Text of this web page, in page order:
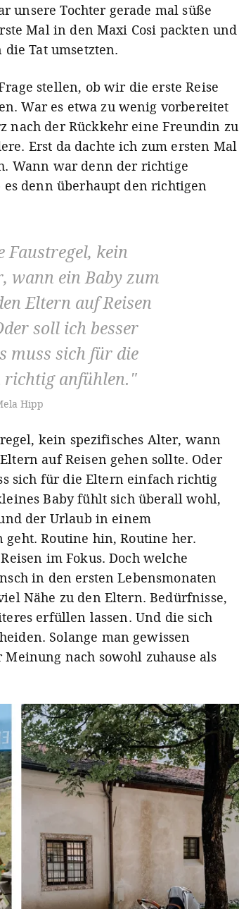
unsere Tochter gerade mal süße
Mal in den Maxi Cosi packten und
Tat umsetzten.
stellen, ob wir die erste Reise
War es etwa zu wenig vorbereitet
nach der Rückkehr eine Freundin zu
Erst da dachte ich zum ersten Mal
Wann war denn der richtige
denn überhaupt den richtigen
Faustregel, kein
wann ein Baby zum
Eltern auf Reisen
soll ich besser
muss sich für die
anfühlen.
Hipp
kein spezifisches Alter, wann
auf Reisen gehen sollte. Oder
sich für die Eltern einfach richtig
Baby fühlt sich überall wohl,
der Urlaub in einem
geht. Routine hin, Routine her.
im Fokus. Doch welche
in den ersten Lebensmonaten
Nähe zu den Eltern. Bedürfnisse,
erfüllen lassen. Und die sich
Solange man gewissen
nach sowohl zuhause als